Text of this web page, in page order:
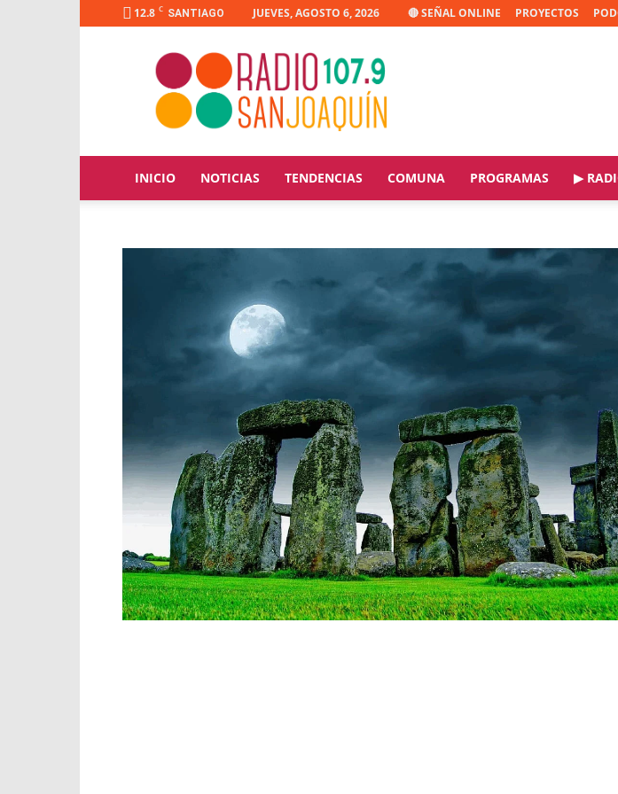
12.8 C SANTIAGO JUEVES, AGOSTO 6, 2026 🔴 SEÑAL ONLINE PROYECTOS
Radio
Joaquín
INICIO NOTICIAS TENDENCIAS COMUNA PROGRAMAS ▶